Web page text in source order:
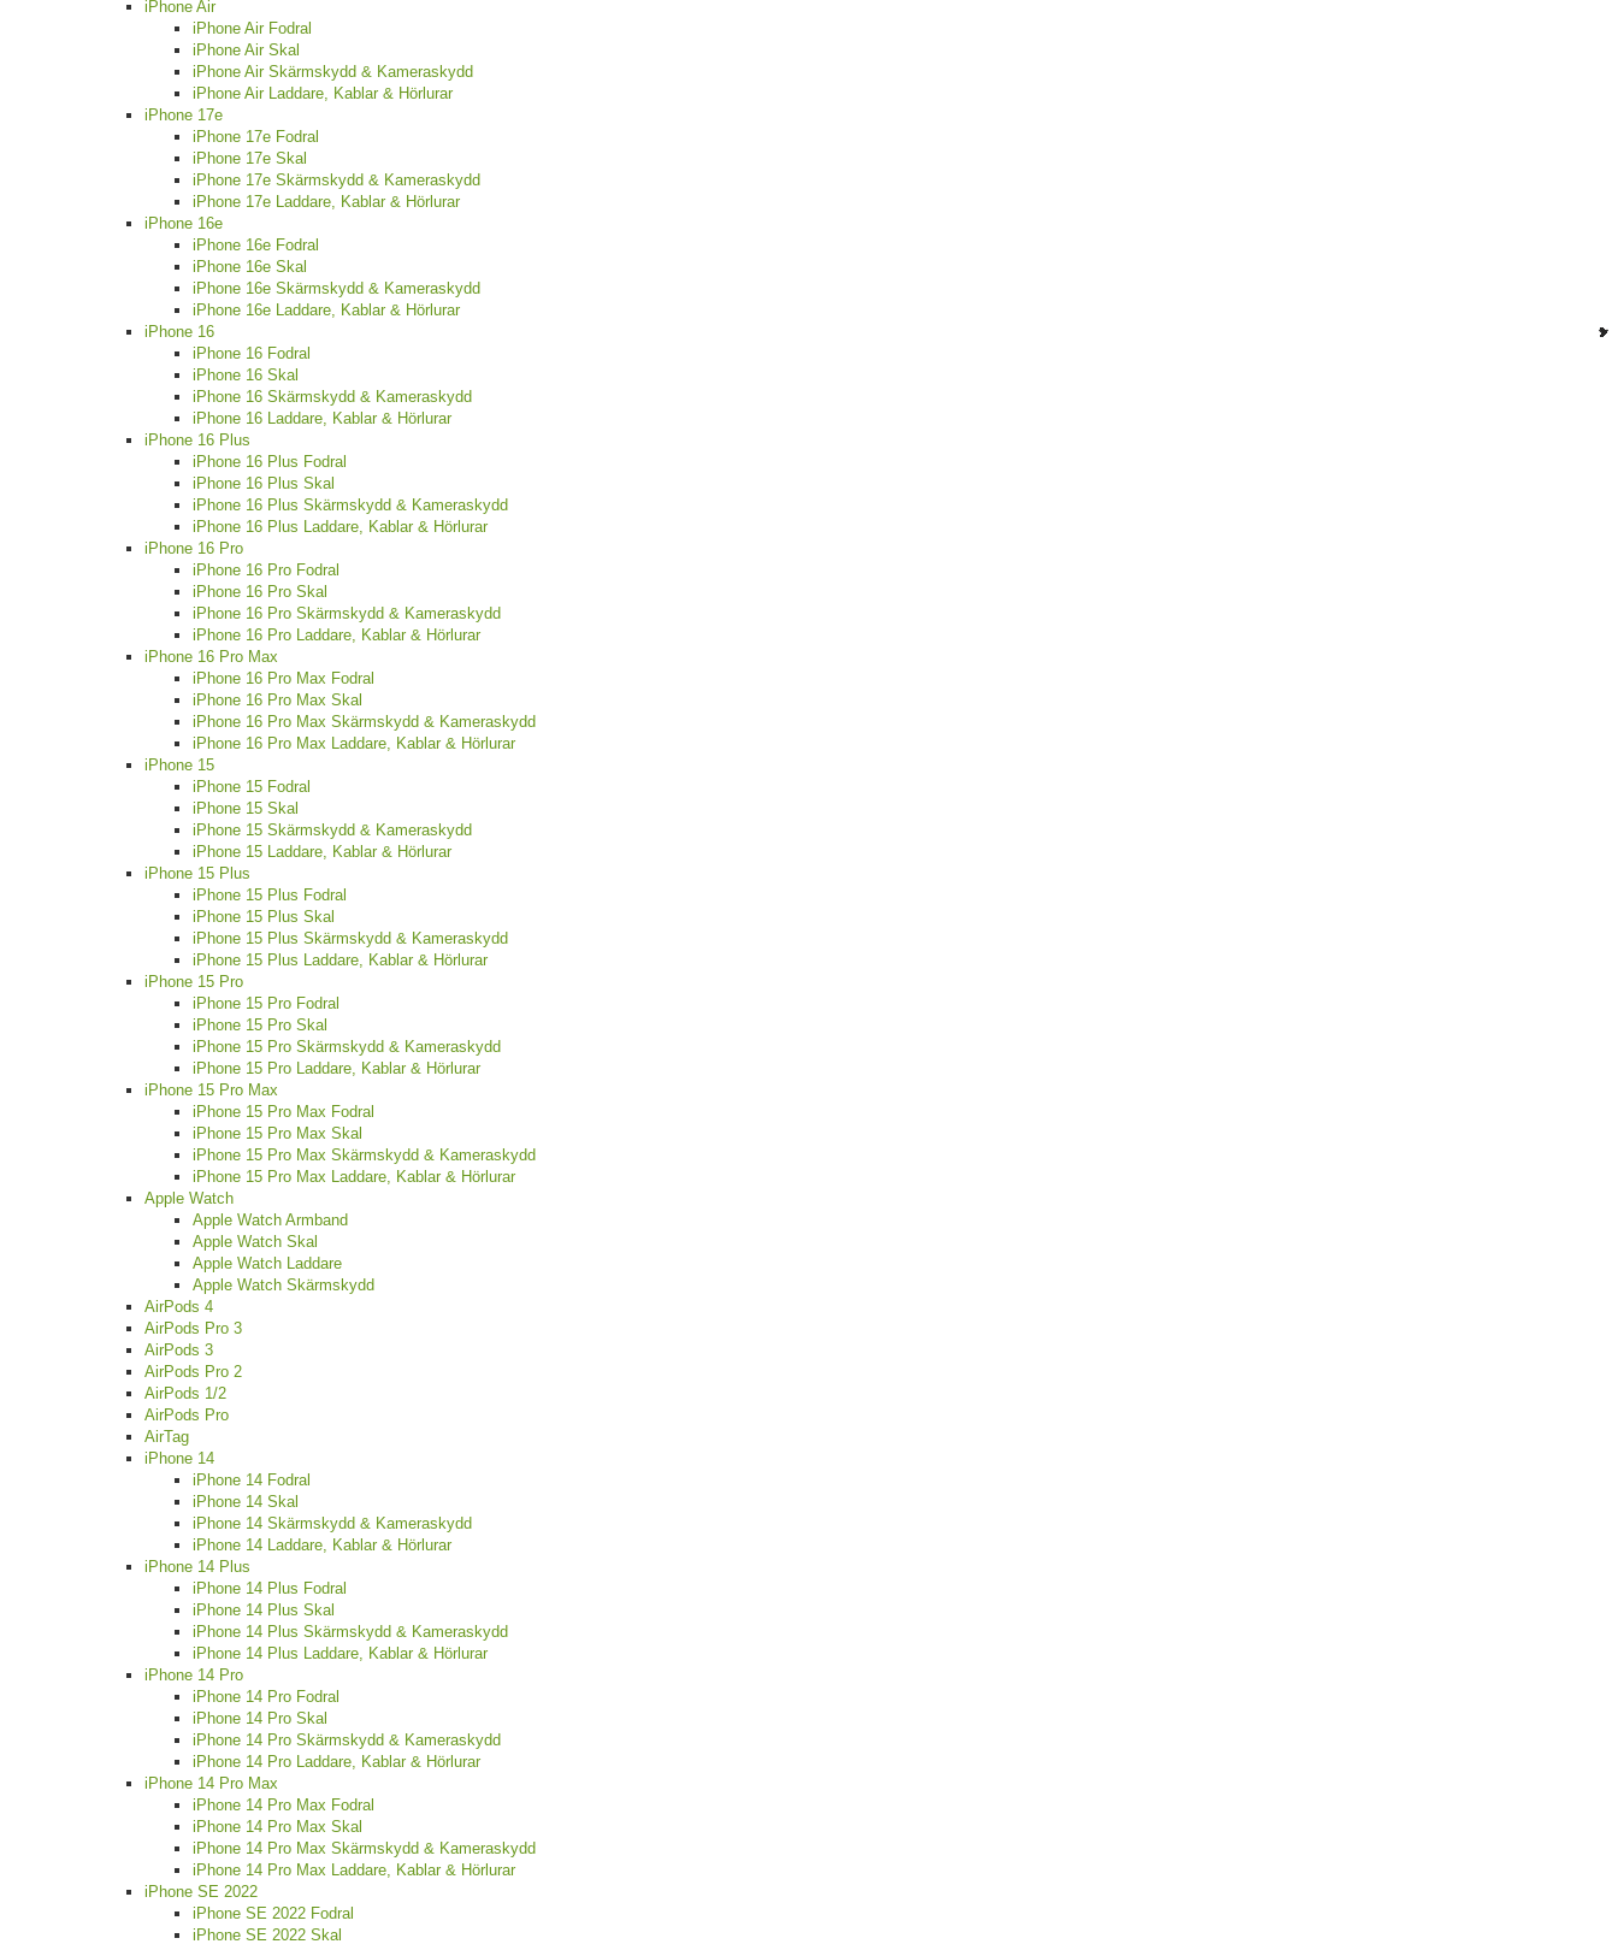
iPhone Air
iPhone Air Fodral
iPhone Air Skal
iPhone Air Skärmskydd & Kameraskydd
iPhone Air Laddare, Kablar & Hörlurar
iPhone 17e
iPhone 17e Fodral
iPhone 17e Skal
iPhone 17e Skärmskydd & Kameraskydd
iPhone 17e Laddare, Kablar & Hörlurar
iPhone 16e
iPhone 16e Fodral
iPhone 16e Skal
iPhone 16e Skärmskydd & Kameraskydd
iPhone 16e Laddare, Kablar & Hörlurar
iPhone 16
iPhone 16 Fodral
iPhone 16 Skal
iPhone 16 Skärmskydd & Kameraskydd
iPhone 16 Laddare, Kablar & Hörlurar
iPhone 16 Plus
iPhone 16 Plus Fodral
iPhone 16 Plus Skal
iPhone 16 Plus Skärmskydd & Kameraskydd
iPhone 16 Plus Laddare, Kablar & Hörlurar
iPhone 16 Pro
iPhone 16 Pro Fodral
iPhone 16 Pro Skal
iPhone 16 Pro Skärmskydd & Kameraskydd
iPhone 16 Pro Laddare, Kablar & Hörlurar
iPhone 16 Pro Max
iPhone 16 Pro Max Fodral
iPhone 16 Pro Max Skal
iPhone 16 Pro Max Skärmskydd & Kameraskydd
iPhone 16 Pro Max Laddare, Kablar & Hörlurar
iPhone 15
iPhone 15 Fodral
iPhone 15 Skal
iPhone 15 Skärmskydd & Kameraskydd
iPhone 15 Laddare, Kablar & Hörlurar
iPhone 15 Plus
iPhone 15 Plus Fodral
iPhone 15 Plus Skal
iPhone 15 Plus Skärmskydd & Kameraskydd
iPhone 15 Plus Laddare, Kablar & Hörlurar
iPhone 15 Pro
iPhone 15 Pro Fodral
iPhone 15 Pro Skal
iPhone 15 Pro Skärmskydd & Kameraskydd
iPhone 15 Pro Laddare, Kablar & Hörlurar
iPhone 15 Pro Max
iPhone 15 Pro Max Fodral
iPhone 15 Pro Max Skal
iPhone 15 Pro Max Skärmskydd & Kameraskydd
iPhone 15 Pro Max Laddare, Kablar & Hörlurar
Apple Watch
Apple Watch Armband
Apple Watch Skal
Apple Watch Laddare
Apple Watch Skärmskydd
AirPods 4
AirPods Pro 3
AirPods 3
AirPods Pro 2
AirPods 1/2
AirPods Pro
AirTag
iPhone 14
iPhone 14 Fodral
iPhone 14 Skal
iPhone 14 Skärmskydd & Kameraskydd
iPhone 14 Laddare, Kablar & Hörlurar
iPhone 14 Plus
iPhone 14 Plus Fodral
iPhone 14 Plus Skal
iPhone 14 Plus Skärmskydd & Kameraskydd
iPhone 14 Plus Laddare, Kablar & Hörlurar
iPhone 14 Pro
iPhone 14 Pro Fodral
iPhone 14 Pro Skal
iPhone 14 Pro Skärmskydd & Kameraskydd
iPhone 14 Pro Laddare, Kablar & Hörlurar
iPhone 14 Pro Max
iPhone 14 Pro Max Fodral
iPhone 14 Pro Max Skal
iPhone 14 Pro Max Skärmskydd & Kameraskydd
iPhone 14 Pro Max Laddare, Kablar & Hörlurar
iPhone SE 2022
iPhone SE 2022 Fodral
iPhone SE 2022 Skal